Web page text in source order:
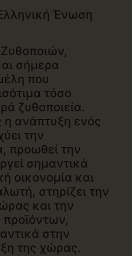
Ένωση
σήμερα
που
τόσο
ζυθοποιεία.
ανάπτυξη ενός
την
προωθεί την
σημαντικά
οικονομία και
στηρίζει την
και την
στην
της χώρας.